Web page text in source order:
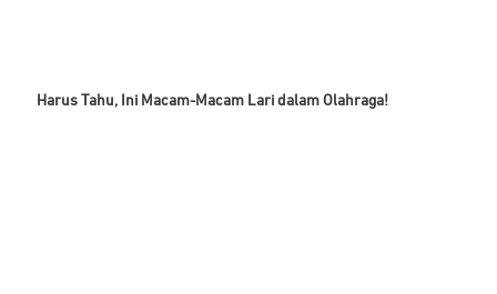
Harus Tahu, Ini Macam-Macam Lari dalam Olahraga!